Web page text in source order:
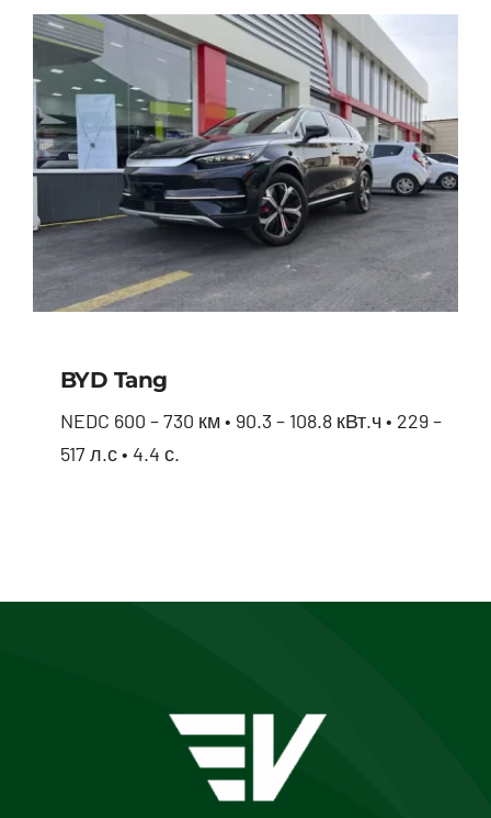
BYD Tang
NEDC 600 – 730 км • 90.3 – 108.8 кВт.ч • 229 –
517 л.с • 4.4 с.